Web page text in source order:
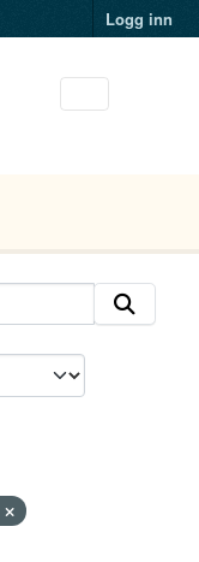
Logg inn